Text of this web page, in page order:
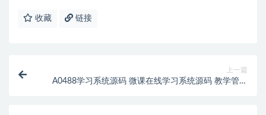
收藏 链接
上一篇
A0488学习系统源码 微课在线学习系统源码 教学管理